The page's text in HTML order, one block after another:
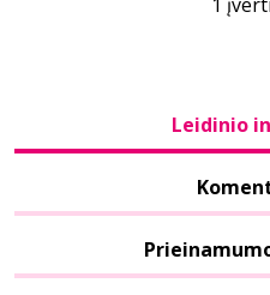
Leidinio